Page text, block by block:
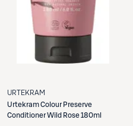
URTEKRAM
UrtekramColour Preserve
Conditioner Wild Rose 180ml